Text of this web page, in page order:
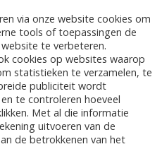
via onze website cookies om
tools of toepassingen de
te verbeteren.
cookies op websites waarop
statistieken te verzamelen, te
publiciteit wordt
te controleren hoeveel
Met al die informatie
uitvoeren van de
de betrokkenen van het